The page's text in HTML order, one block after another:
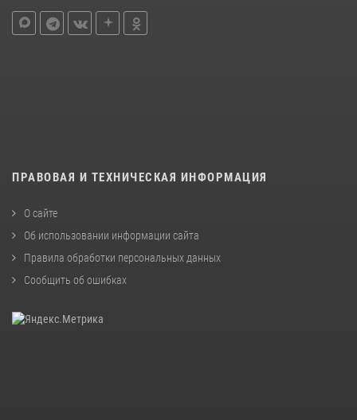
ПРАВОВАЯ И ТЕХНИЧЕСКАЯ ИНФОРМАЦИЯ
О сайте
Об использовании информации сайта
Правила обработки персональных данных
Сообщить об ошибках